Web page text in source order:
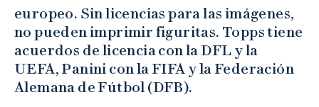
europeo. Sin licencias para las imágenes,
no pueden imprimir figuritas. Topps tiene
acuerdos de licencia con la DFL y la
UEFA, Panini con la FIFA y la Federación
Alemana de Fútbol (DFB).